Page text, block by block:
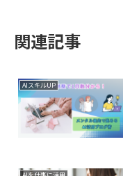
関連記事
AIスキルUP